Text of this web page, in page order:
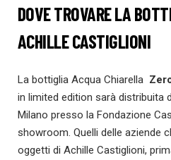
DOVE TROVARE LA
ACHILLE CASTIGLIONI
La bottiglia Acqua Chiarella
in limited edition sarà distribuita
Milano presso la Fondazione
showroom. Quelli delle aziende
oggetti di Achille Castiglioni,